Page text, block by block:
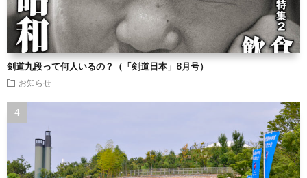
剣道九段って何人いるの？（「剣道日本」8月号）
お知らせ